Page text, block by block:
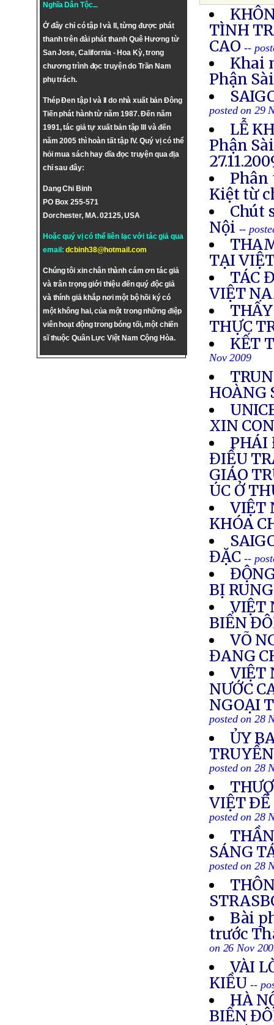
Nghĩa Dân Tộc...
Ở đây chỉ có tập I và II, từng được phát
thanh trên đài phát thanh Quê Hương từ
San Jose, California - Hoa Kỳ, trong
chương trình đọc truyện do Trần Nam
phụ trách.
Thép Đen tập I và II do nhà xuất bản Đông
Tiến phát hành từ năm 1987. Đến năm
1991, tác giả tự xuất bản tập III và đến
năm 2005 thì hoàn tất tập IV. Quý vị có thể
hỏi mua sách hay dĩa đọc truyện qua địa
chỉ sau đây:
Dang Chi Binh
PO Box 255-571
Dorchester, MA. 02125, USA
Hoặc quý vị có thể liên lạc với tác giả qua
email:dcbinh38@hotmail.com
Chúng tôi xin chân thành cám ơn tác giả
và trân trọng giới thiệu đến quý độc giả
và thính giả khắp nơi một bộ hồi ký có
một không hai, của một trong những điệp
viên hoạt động trong bóng tối, một chiến
sĩ thuộc Quân Lực Việt Nam Cộng Hòa.
TÌNH
CAO--
Khai
Phận
posted on 29
LỄ
Phận
Phân
Kiệt từ
Chút
Nội --
TẠI
TÁC
VIỆT
THỰC
KẾT
Nov 2009
HOÀNG
XIN
PHÁI
ĐIỀU
GIÁO
ÚC Ở
VIỆT
KHÓA
ĐẶC--
BỊ
VIỆT
BIỂN
VÕ
ĐANG
VIỆT
NƯỚC
NGOẠI
posted on 28
ỦY
posted on 28
VIỆT ÐỀ
posted on 28
SÁNG
posted on 28
Bài
trước
on 26 Nov
VÀI
KIỀU--
HÀ
BIỂN